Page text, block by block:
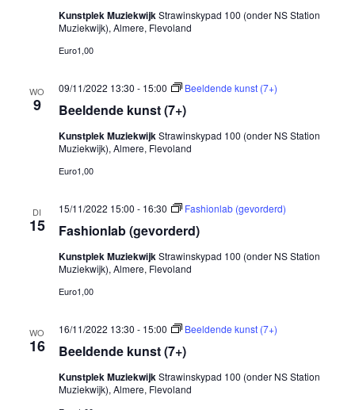
Kunstplek MuziekwijkStrawinskypad 100 (onder NS Station
Muziekwijk), Almere, Flevoland
Euro1,00
WO
9 Beeldende kunst (7+)
09/11/2022 13:30 - 15:00 Beeldende kunst (7+)
Kunstplek MuziekwijkStrawinskypad 100 (onder NS Station
Muziekwijk), Almere, Flevoland
Euro1,00
DI
15 Fashionlab (gevorderd)
15/11/2022 15:00 - 16:30 Fashionlab (gevorderd)
Kunstplek MuziekwijkStrawinskypad 100 (onder NS Station
Muziekwijk), Almere, Flevoland
Euro1,00
WO
16 Beeldende kunst (7+)
16/11/2022 13:30 - 15:00 Beeldende kunst (7+)
Kunstplek MuziekwijkStrawinskypad 100 (onder NS Station
Muziekwijk), Almere, Flevoland